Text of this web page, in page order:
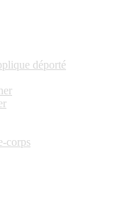
déporté
corps